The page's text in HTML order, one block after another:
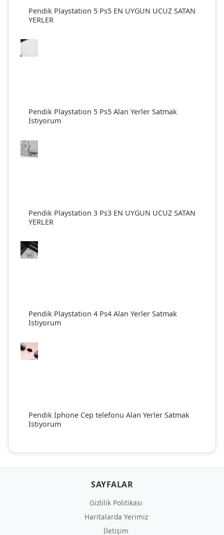
Pendik Playstation 5 Ps5 EN UYGUN UCUZ SATAN
YERLER
Pendik Playstation 5 Ps5 Alan Yerler Satmak
İstiyorum
Pendik Playstation 3 Ps3 EN UYGUN UCUZ SATAN
YERLER
Pendik Playstation 4 Ps4 Alan Yerler Satmak
İstiyorum
Pendik İphone Cep telefonu Alan Yerler Satmak
İstiyorum
SAYFALAR
Gizlilik Politikası
Haritalarda Yerimiz
İletişim